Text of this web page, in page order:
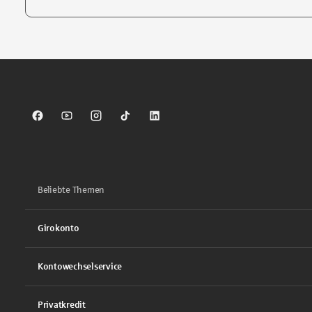
Sparkasse auf Facebook
Sparkasse auf Youtube
Sparkasse auf Instagram
Sparkasse auf TikTok
Sparkasse auf LinkedIn
Beliebte Themen
Girokonto
Kontowechselservice
Privatkredit